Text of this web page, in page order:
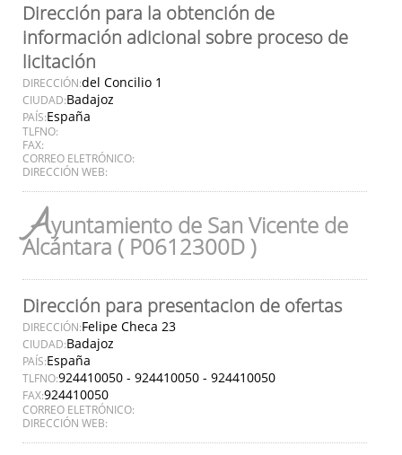
Dirección para la obtención de
información adicional sobre proceso de
licitación
DIRECCIÓN:del Concilio 1
CIUDAD:Badajoz
PAÍS:España
TLFNO:
FAX:
CORREO ELETRÓNICO:
DIRECCIÓN WEB:
Ayuntamiento de San Vicente de
Alcántara ( P0612300D )
Dirección para presentacion de ofertas
DIRECCIÓN:Felipe Checa 23
CIUDAD:Badajoz
PAÍS:España
TLFNO:924410050 - 924410050 - 924410050
FAX:924410050
CORREO ELETRÓNICO:
DIRECCIÓN WEB: